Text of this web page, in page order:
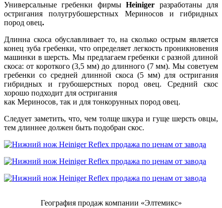
Универсальные гребенки фирмыHeiniger разработаны для
остригания полугрубошерстных Мериносов и гибридных
пород овец.
Длинна скоса обуславливает то, на сколько острым является
конец зуба гребенки, что определяет легкость проникновения
машинки в шерсть. Мы предлагаем гребенки с разной длиной
скоса: от короткого (3,5 мм) до длинного (7 мм). Мы советуем
гребенки со средней длинной скоса (5 мм) для остригания
гибридных и грубошерстных пород овец. Средний скос
хорошо подходит для остригания
как Мериносов, так и для тонкорунных пород овец.
Следует заметить, что, чем толще шкура и гуще шерсть овцы,
тем длиннее должен быть подобран скос.
География продаж компании «Элтемикс»